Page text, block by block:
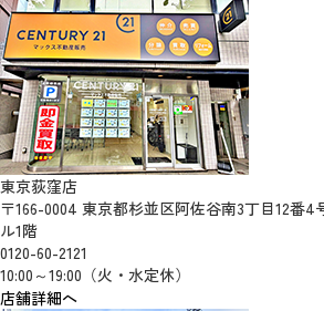
東京荻窪店
〒166-0004 東京都杉並区阿佐谷南3丁目12番4
ル1階
0120-60-2121
10:00～19:00（火・水定休）
店舗詳細へ